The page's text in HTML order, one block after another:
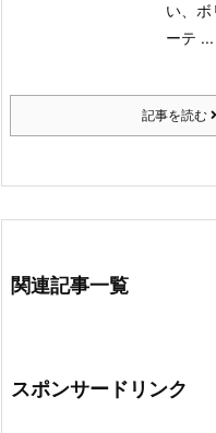
い、ボ
ーテ ...
記事を読む
関連記事一覧
スポンサードリンク